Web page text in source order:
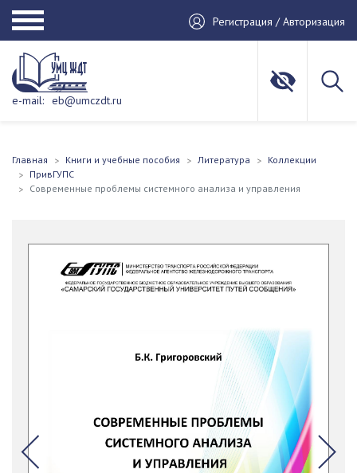
Регистрация / Авторизация
e-mail: eb@umczdt.ru
Главная Книги и учебные пособия Литература
Коллекции
ПривГУПС
Современные проблемы системного анализа и управления